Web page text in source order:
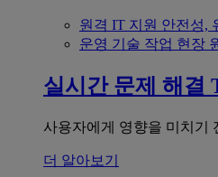
원격 IT 지원 안전성,
운영 기술 작업 현장
실시간 문제 해결
사용자에게 영향을 미치기
더 알아보기